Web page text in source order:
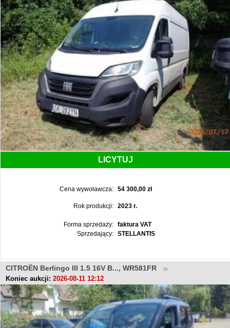
LICYTUJ
Cena wywoławcza: 54 300,00 zł
Rok produkcji: 2023 r.
Forma sprzedaży:
faktura VAT
Sprzedający:
STELLANTIS
CITROËN Berlingo III 1.5 16V B..., WR581FR
Koniec aukcji: 2026-08-11 12:12